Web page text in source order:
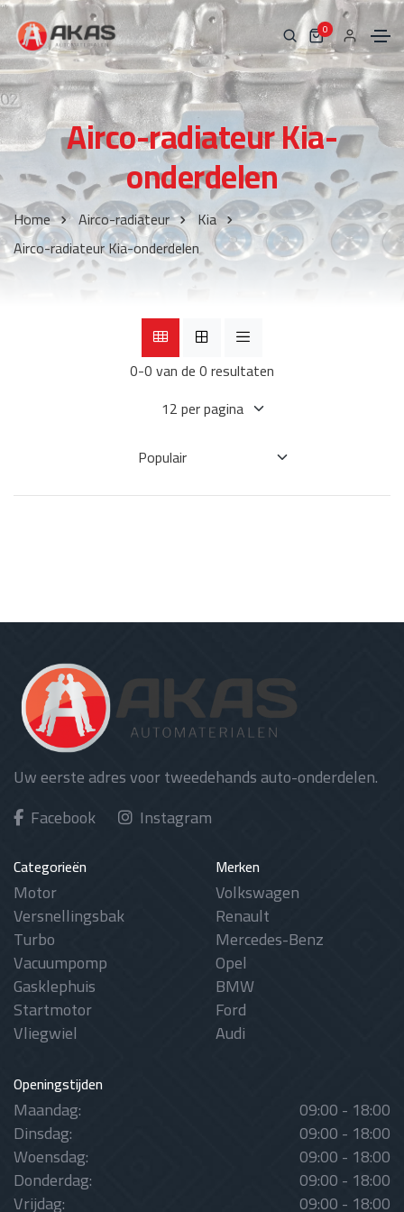
0
Airco-radiateur Kia-
onderdelen
Home Airco-radiateur
Kia
Airco-radiateur Kia-onderdelen
0-0 van de 0 resultaten
Uw eerste adres voor tweedehands auto-onderdelen.
Facebook
Instagram
Categorieën
Motor
Versnellingsbak
Turbo
Vacuumpomp
Gasklephuis
Startmotor
Vliegwiel
Merken
Volkswagen
Renault
Mercedes-Benz
Opel
BMW
Ford
Audi
Openingstijden
Maandag: 09:00 - 18:00
Dinsdag: 09:00 - 18:00
Woensdag: 09:00 - 18:00
Donderdag: 09:00 - 18:00
Vrijdag: 09:00 - 18:00